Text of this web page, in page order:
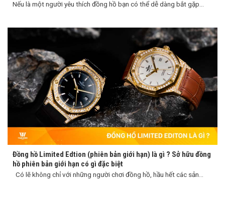
Nếu là một người yêu thích đồng hồ bạn có thể dễ dàng bắt gặp...
Đồng hồ Limited Edtion (phiên bản giới hạn) là gì ? Sở hữu đồng
hồ phiên bản giới hạn có gì đặc biệt
Có lẽ không chỉ với những người chơi đồng hồ, hầu hết các sản...